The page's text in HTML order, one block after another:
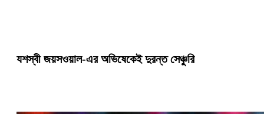
যশস্বী জয়সওয়াল-এর অভিষেকেই দুরন্ত সেঞ্চুরি